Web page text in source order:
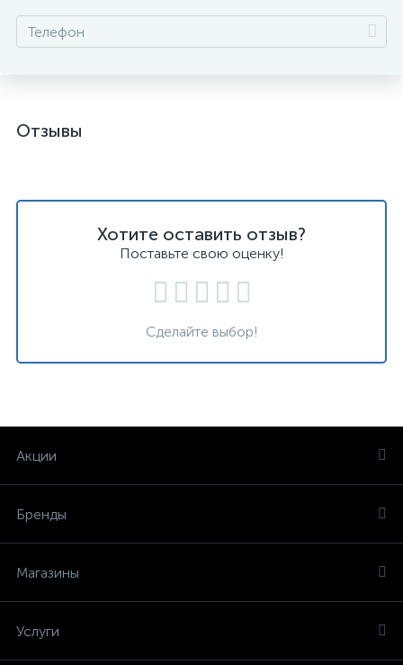
Отзывы
Хотите оставить отзыв?
Поставьте свою оценку!
Сделайте выбор!
Акции
Бренды
Магазины
Услуги